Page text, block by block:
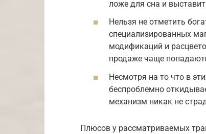
ложе для сна и
Нельзя не отметить
специализированных
модификаций и
продаже чаще
Несмотря на то что в
беспроблемно
механизм никак не
Плюсов у рассматриваемых